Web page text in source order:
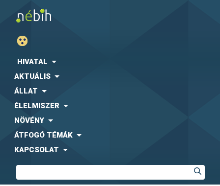
HIVATAL
AKTUÁLIS
ÁLLAT
ÉLELMISZER
NÖVÉNY
ÁTFOGÓ TÉMÁK
KAPCSOLAT